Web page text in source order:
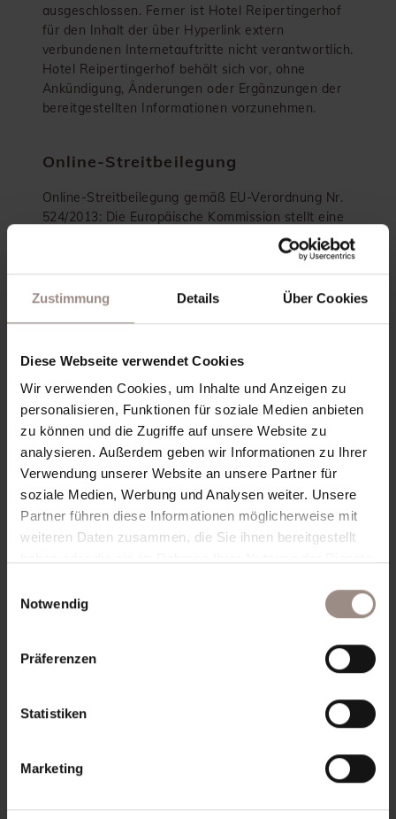
Zustimmung Details Über Cookies
Diese Webseite verwendet Cookies
Wir verwenden Cookies, um Inhalte und Anzeigen zu
personalisieren, Funktionen für soziale Medien anbieten
zu können und die Zugriffe auf unsere Website zu
analysieren. Außerdem geben wir Informationen zu Ihrer
Verwendung unserer Website an unsere Partner für
soziale Medien, Werbung und Analysen weiter. Unsere
Partner führen diese Informationen möglicherweise mit
weiteren Daten zusammen, die Sie ihnen bereitgestellt
Notwendig
Präferenzen
Statistiken
Marketing
ausgeschlossen. Ferner ist Hotel Reipertingerhof
für den Inhalt der über Hyperlink extern
verbundenen Internetauftritte nicht verantwortlich.
Hotel Reipertingerhof behält sich vor, ohne
Ankündigung, Änderungen oder Ergänzungen der
bereitgestellten Informationen vorzunehmen.
Online-Streitbeilegung
Online-Streitbeilegung gemäß EU-Verordnung Nr.
524/2013: Die Europäische Kommission stellt eine
Plattform zur Online-Streitbeilegung (OS) bereit,
https://ec.europa.eu/CONSUMERS/ODR/finden.
Verbraucher haben die Möglichkeit, diese
oder online Dienstleistungsverträgen zu nutzen.
Inhaber der Verarbeitung der
persönlichen Daten
Der Inhaber der Verarbeitung der persönlichen
Daten aus dem Zugriff auf die Website und deren
Benutzung ist Hotel Reipertingerhof,
Reipertingerstr. 3/A, 39031 Bruneck / Reischach –
Italien. Verantwortlicher für den Datenschutz ist
Hotel Reipertingerhof.
Verwaltung der Website in Bezug auf die
Verarbeitung der persönlichen Daten derjenigen,
die diese Website konsultieren, finden Sie unter
dem Punkt Datenschutz.
©Archiv Hotel Reipertingerhof; rotwild.it;
Harald Wisthaler, Manuel Kottersteger; Josef
Plaickner; Cron4; IDM Südtirol-Alto Adige: Manuel